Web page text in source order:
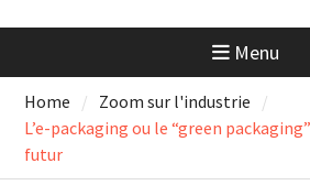
Menu
Home
Zoom sur l'industrie
L’e-packaging ou le “green
futur